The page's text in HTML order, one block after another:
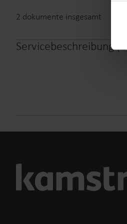
2 dokumente insgesamt
Servicebeschreibung(2